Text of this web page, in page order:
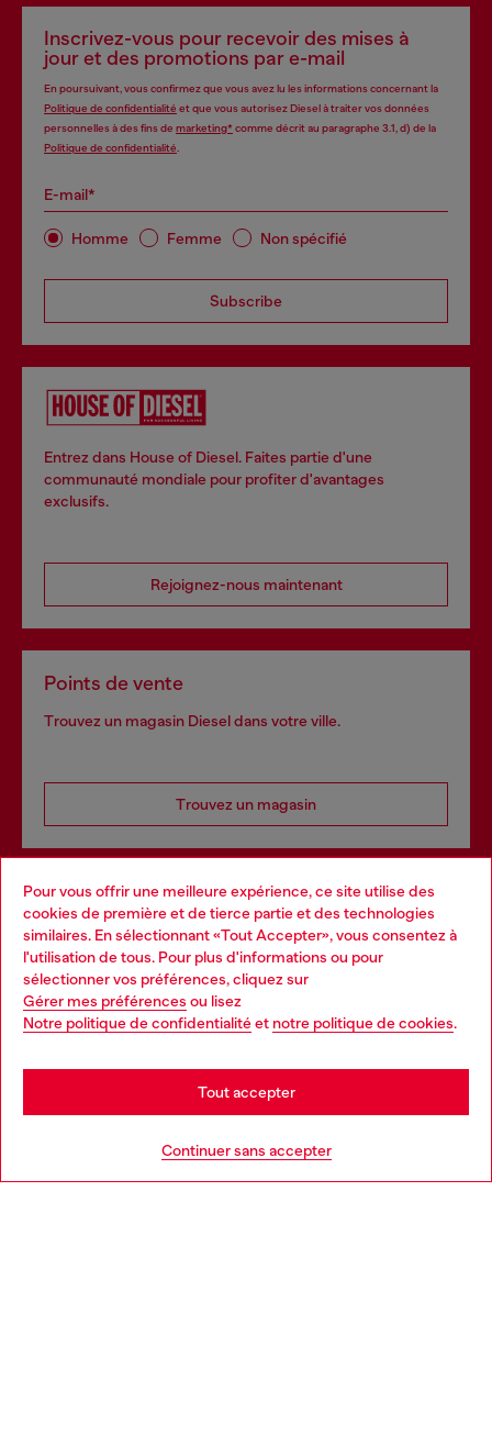
Pour vous offrir une meilleure expérience, ce site utilise des
cookies de première et de tierce partie et des technologies
similaires. En sélectionnant «Tout Accepter», vous consentez à
l'utilisation de tous. Pour plus d'informations ou pour
sélectionner vos préférences, cliquez sur
Gérer mes préférences ou lisez
Notre politique de confidentialitéet notre politique de cookies.
Continuer sans accepter
Tout accepter
Inscrivez-vous pour recevoir des mises à
jour et des promotions par e-mail
En poursuivant, vous confirmez que vous avez lu les informations concernant la
Politique de confidentialité et que vous autorisez Diesel à traiter vos données
personnelles à des fins de marketing*comme décrit au paragraphe 3.1, d) de la
Politique de confidentialité
E-mail*
Homme Femme Non spécifié
Subscribe
Entrez dans House of Diesel. Faites partie d'une
communauté mondiale pour profiter d'avantages
exclusifs.
Rejoignez-nous maintenant
Points de vente
Trouvez un magasin Diesel dans votre ville.
Trouvez un magasin
Services omnicanaux
Découvrez tous nos services, en ligne et en magasin.
En savoir plus
Choose your location
You are currently browsing France website, but it seems you
may be based in United States